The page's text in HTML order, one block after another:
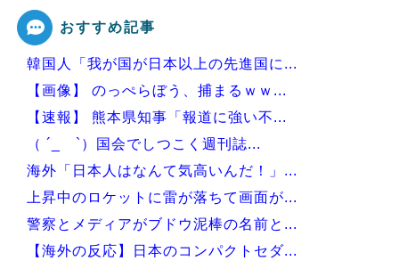
Powered by livedoor 相互RSS
おすすめ記事
韓国人「我が国が日本以上の先進国に...
【画像】 のっぺらぼう、捕まるｗｗ...
【速報】 熊本県知事「報道に強い不...
（ ´_ゝ`）国会でしつこく週刊誌...
海外「日本人はなんて気高いんだ！」...
上昇中のロケットに雷が落ちて画面が...
警察とメディアがブドウ泥棒の名前と...
【海外の反応】日本のコンパクトセダ...